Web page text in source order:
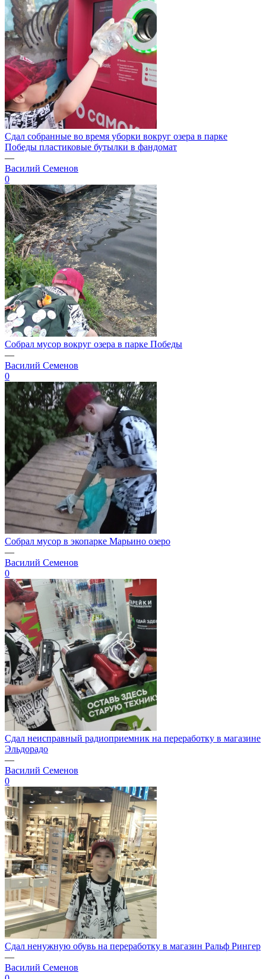
Сдал собранные во время уборки вокруг озера в парке
Победы пластиковые бутылки в фандомат
—
Василий Семенов
0
Собрал мусор вокруг озера в парке Победы
—
Василий Семенов
0
Собрал мусор в экопарке Марьино озеро
—
Василий Семенов
0
Сдал неисправный радиоприемник на переработку в магазине
Эльдорадо
—
Василий Семенов
0
Сдал ненужную обувь на переработку в магазин Ральф Рингер
—
Василий Семенов